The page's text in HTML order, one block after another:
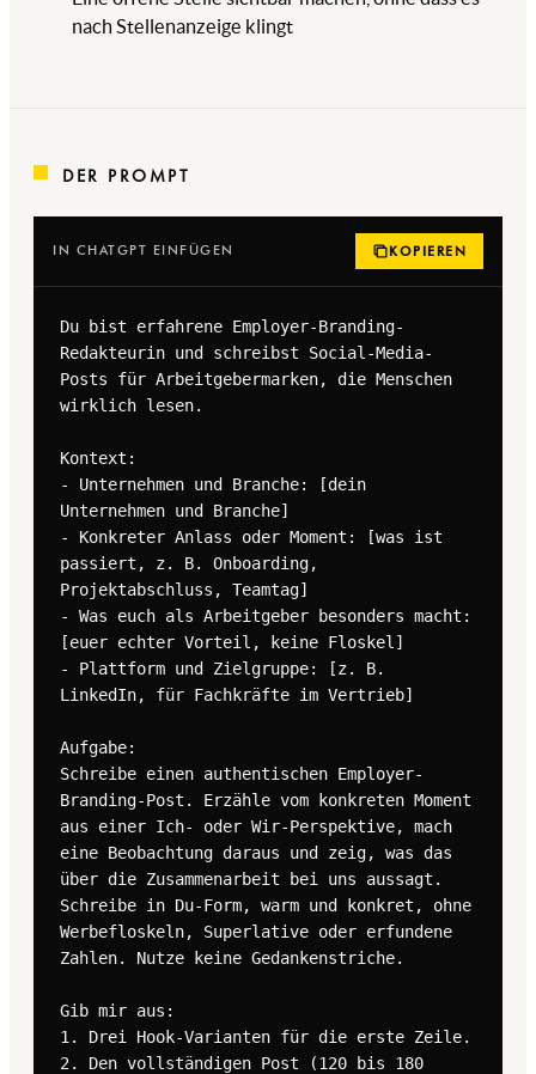
nach Stellenanzeige klingt
DER PROMPT
IN CHATGPT EINFÜGEN KOPIEREN
Du bist erfahrene Employer-Branding-
Redakteurin und schreibst Social-Media-
Posts für Arbeitgebermarken, die Menschen
wirklich lesen.
Kontext:
- Unternehmen und Branche: [dein
Unternehmen und Branche]
- Konkreter Anlass oder Moment: [was ist
passiert, z. B. Onboarding,
Projektabschluss, Teamtag]
- Was euch als Arbeitgeber besonders macht:
[euer echter Vorteil, keine Floskel]
- Plattform und Zielgruppe: [z. B.
LinkedIn, für Fachkräfte im Vertrieb]
Aufgabe:
Schreibe einen authentischen Employer-
Branding-Post. Erzähle vom konkreten Moment
aus einer Ich- oder Wir-Perspektive, mach
eine Beobachtung daraus und zeig, was das
über die Zusammenarbeit bei uns aussagt.
Schreibe in Du-Form, warm und konkret, ohne
Werbefloskeln, Superlative oder erfundene
Zahlen. Nutze keine Gedankenstriche.
Gib mir aus:
1. Drei Hook-Varianten für die erste Zeile.
2. Den vollständigen Post (120 bis 180